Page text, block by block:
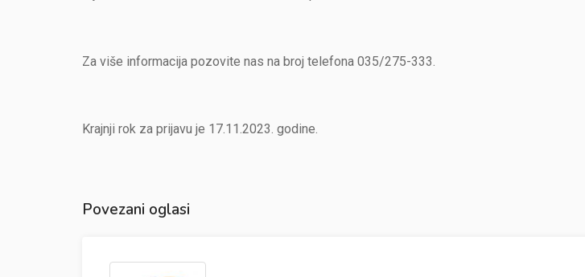
Za više informacija pozovite nas na broj telefona 035/275-333.
Krajnji rok za prijavu je 17.11.2023. godine.
Povezani oglasi